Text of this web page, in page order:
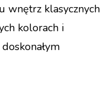
wnętrz klasycznych
kolorach i